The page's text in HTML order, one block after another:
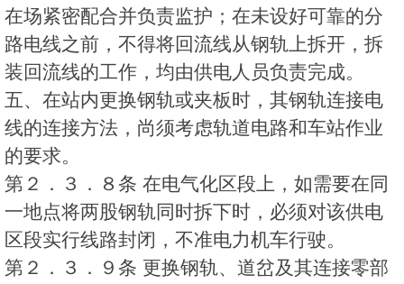
在场紧密配合并负责监护；在未设好可靠的分
路电线之前，不得将回流线从钢轨上拆开，拆
装回流线的工作，均由供电人员负责完成。
五、在站内更换钢轨或夹板时，其钢轨连接电
线的连接方法，尚须考虑轨道电路和车站作业
的要求。
第２．３．８条 在电气化区段上，如需要在同
一地点将两股钢轨同时拆下时，必须对该供电
区段实行线路封闭，不准电力机车行驶。
第２．３．９条 更换钢轨、道岔及其连接零部